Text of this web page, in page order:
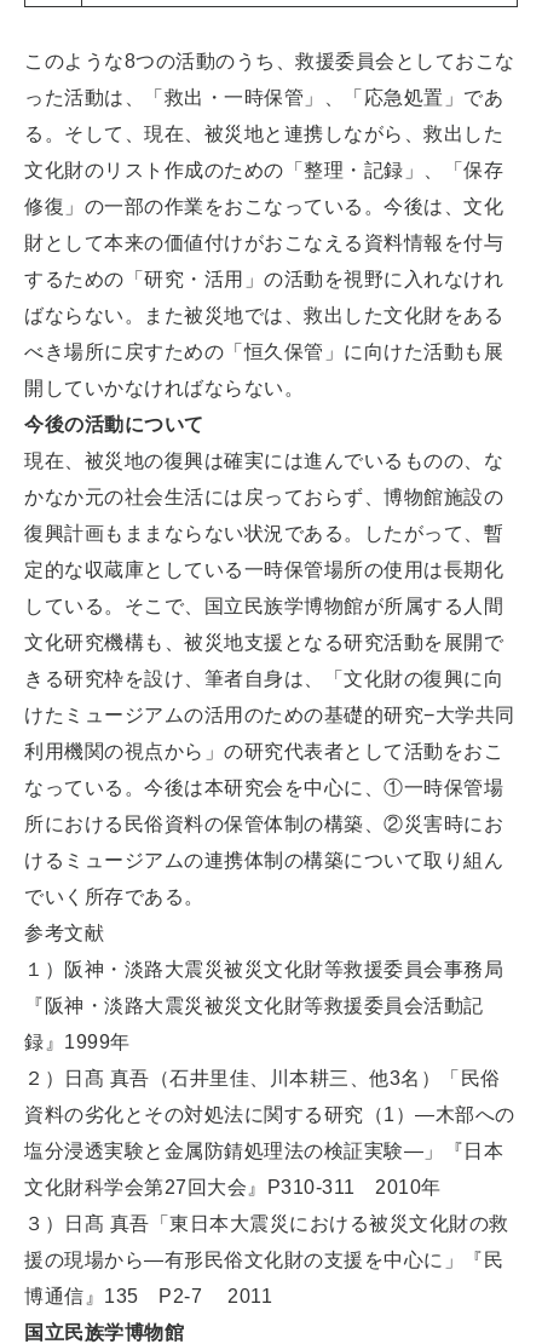
このような8つの活動のうち、救援委員会としておこな
った活動は、「救出・一時保管」、「応急処置」であ
る。そして、現在、被災地と連携しながら、救出した
文化財のリスト作成のための「整理・記録」、「保存
修復」の一部の作業をおこなっている。今後は、文化
財として本来の価値付けがおこなえる資料情報を付与
するための「研究・活用」の活動を視野に入れなけれ
ばならない。また被災地では、救出した文化財をある
べき場所に戻すための「恒久保管」に向けた活動も展
開していかなければならない。
今後の活動について
現在、被災地の復興は確実には進んでいるものの、な
かなか元の社会生活には戻っておらず、博物館施設の
復興計画もままならない状況である。したがって、暫
定的な収蔵庫としている一時保管場所の使用は長期化
している。そこで、国立民族学博物館が所属する人間
文化研究機構も、被災地支援となる研究活動を展開で
きる研究枠を設け、筆者自身は、「文化財の復興に向
けたミュージアムの活用のための基礎的研究−大学共同
利用機関の視点から」の研究代表者として活動をおこ
なっている。今後は本研究会を中心に、①一時保管場
所における民俗資料の保管体制の構築、②災害時にお
けるミュージアムの連携体制の構築について取り組ん
でいく所存である。
参考文献
１）阪神・淡路大震災被災文化財等救援委員会事務局
『阪神・淡路大震災被災文化財等救援委員会活動記
録』1999年
２）日髙 真吾（石井里佳、川本耕三、他3名）「民俗
資料の劣化とその対処法に関する研究（1）—木部への
塩分浸透実験と金属防錆処理法の検証実験—」『日本
文化財科学会第27回大会』P310-311 2010年
３）日髙 真吾「東日本大震災における被災文化財の救
援の現場から—有形民俗文化財の支援を中心に」『民
博通信』135 P2-7 2011
国立民族学博物館